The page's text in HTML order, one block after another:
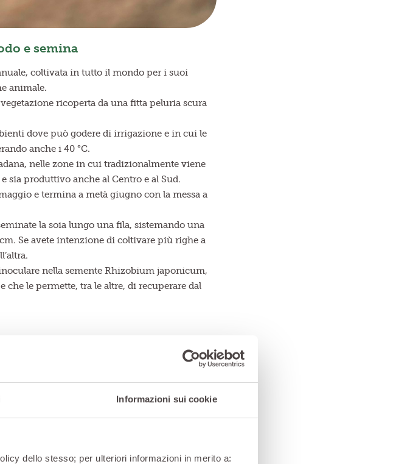
Informazioni sui cookie
dello stesso; per ulteriori informazioni in merito a:
e semina
coltivata in tutto il mondo per i suoi
animale.
ricoperta da una fitta peluria scura
dove può godere di irrigazione e in cui le
anche i 40 °C.
nelle zone in cui tradizionalmente viene
sia produttivo anche al Centro e al Sud.
e termina a metà giugno con la messa a
la soia lungo una fila, sistemando una
Se avete intenzione di coltivare più righe a
nella semente Rhizobium japonicum,
le permette, tra le altre, di recuperare dal